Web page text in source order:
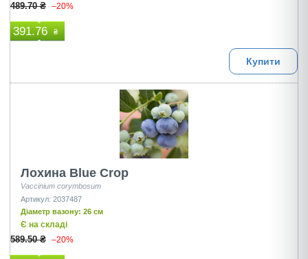
489.70 ₴ –20%
391.76 ₴
Купити
Лохина Blue Crop
Vaccinium corymbosum
Артикул: 2037487
Діаметр вазону: 26 см
Є на складі
589.50 ₴ –20%